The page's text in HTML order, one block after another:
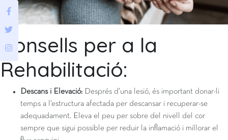
Consells per a la
Rehabilitació:
Descans i Elevació: Després d’una lesió, és important donar-li
temps a l’estructura afectada per descansar i recuperar-se
adequadament. Eleva el peu per sobre del nivell del cor
sempre que sigui possible per reduir la inflamació i millorar el